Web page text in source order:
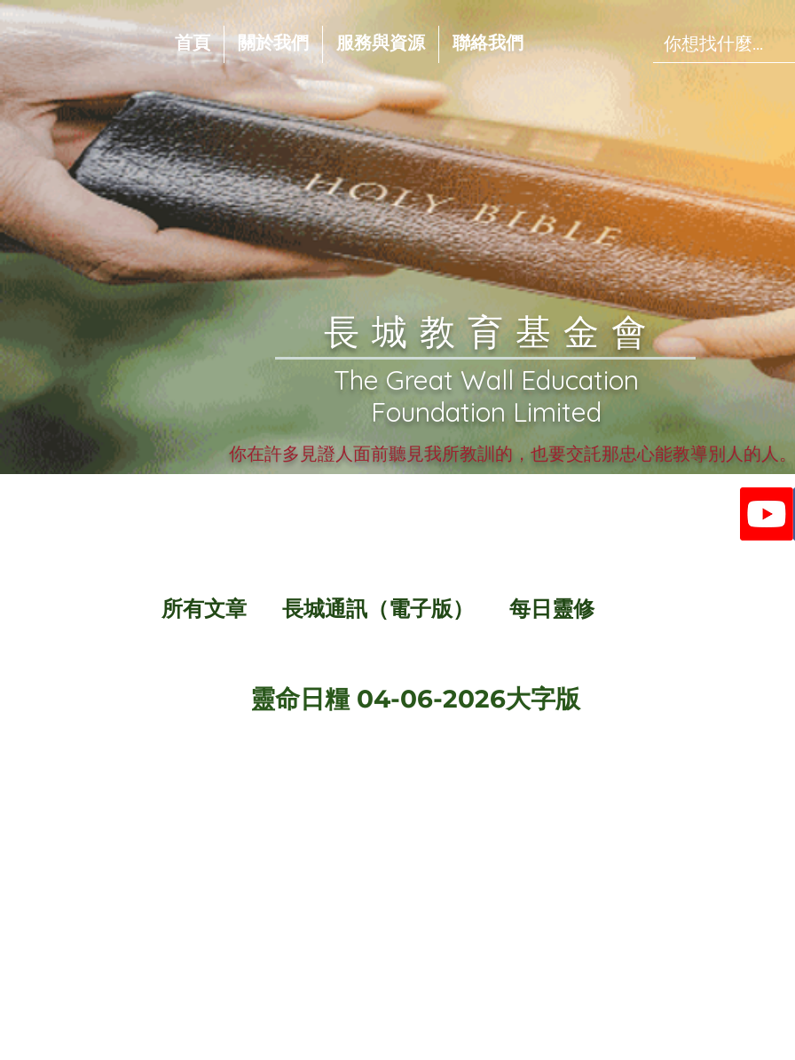
首頁 關於我們 服務與資源 聯絡我們
​長城教育基金會
​The Great Wall Education
Foundation Limited
你在許多見證人面前聽見我所教訓的，也要交託那忠心能教導別人的人
所有文章 長城通訊（電子版） 每日靈修
靈命日糧 04-06-2026大字版